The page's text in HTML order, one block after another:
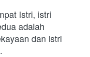
Istri, istri
adalah
dan istri